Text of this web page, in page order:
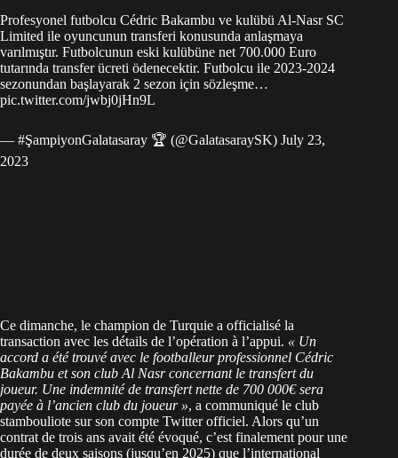
Profesyonel futbolcu Cédric Bakambu ve kulübü Al-Nasr SC
Limited ile oyuncunun transferi konusunda anlaşmaya
varılmıştır. Futbolcunun eski kulübüne net 700.000 Euro
tutarında transfer ücreti ödenecektir. Futbolcu ile 2023-2024
sezonundan başlayarak 2 sezon için sözleşme…
pic.twitter.com/jwbj0jHn9L
— #ŞampiyonGalatasaray 🏆 (@GalatasaraySK) July 23,
2023
Ce dimanche, le champion de Turquie a officialisé la
transaction avec les détails de l’opération à l’appui. « Un
accord a été trouvé avec le footballeur professionnel Cédric
Bakambu et son club Al Nasr concernant le transfert du
joueur. Une indemnité de transfert nette de 700 000€ sera
payée à l’ancien club du joueur », a communiqué le club
stambouliote sur son compte Twitter officiel. Alors qu’un
contrat de trois ans avait été évoqué, c’est finalement pour une
durée de deux saisons (jusqu’en 2025) que l’international